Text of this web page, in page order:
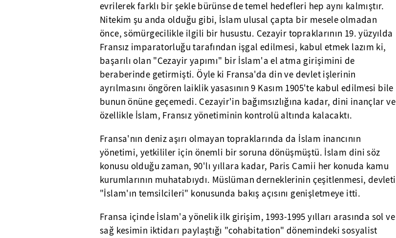
evrilerek farklı bir şekle bürünse de temel hedefleri hep aynı kalmıştır.
Nitekim şu anda olduğu gibi, İslam ulusal çapta bir mesele olmadan
önce, sömürgecilikle ilgili bir husustu. Cezayir topraklarının 19. yüzyılda
Fransız imparatorluğu tarafından işgal edilmesi, kabul etmek lazım ki,
başarılı olan "Cezayir yapımı" bir İslam'a el atma girişimini de
beraberinde getirmişti. Öyle ki Fransa'da din ve devlet işlerinin
ayrılmasını öngören laiklik yasasının 9 Kasım 1905'te kabul edilmesi bile
bunun önüne geçemedi. Cezayir'in bağımsızlığına kadar, dini inançlar ve
özellikle İslam, Fransız yönetiminin kontrolü altında kalacaktı.
Fransa'nın deniz aşırı olmayan topraklarında da İslam inancının
yönetimi, yetkililer için önemli bir soruna dönüşmüştü. İslam dini söz
konusu olduğu zaman, 90'lı yıllara kadar, Paris Camii her konuda kamu
kurumlarının muhatabıydı. Müslüman derneklerinin çeşitlenmesi, devleti
"İslam'ın temsilcileri" konusunda bakış açısını genişletmeye itti.
Fransa içinde İslam'a yönelik ilk girişim, 1993-1995 yılları arasında sol ve
sağ kesimin iktidarı paylaştığı "cohabitation" dönemindeki sosyalist